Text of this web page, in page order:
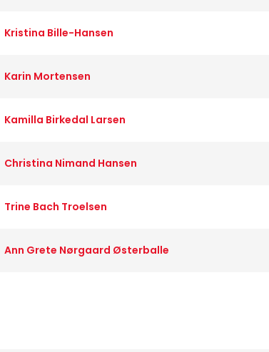
Kristina Bille-Hansen
Karin Mortensen
Kamilla Birkedal Larsen
Christina Nimand Hansen
Trine Bach Troelsen
Ann Grete Nørgaard Østerballe